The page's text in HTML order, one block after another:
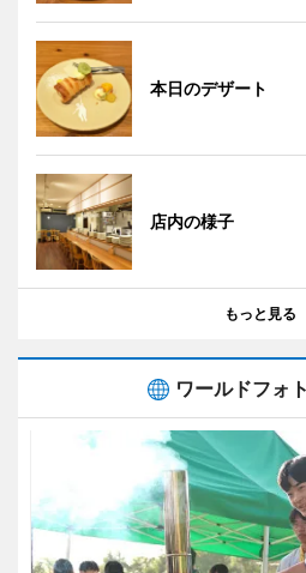
本日のデザート
店内の様子
もっと見る
ワールドフォ